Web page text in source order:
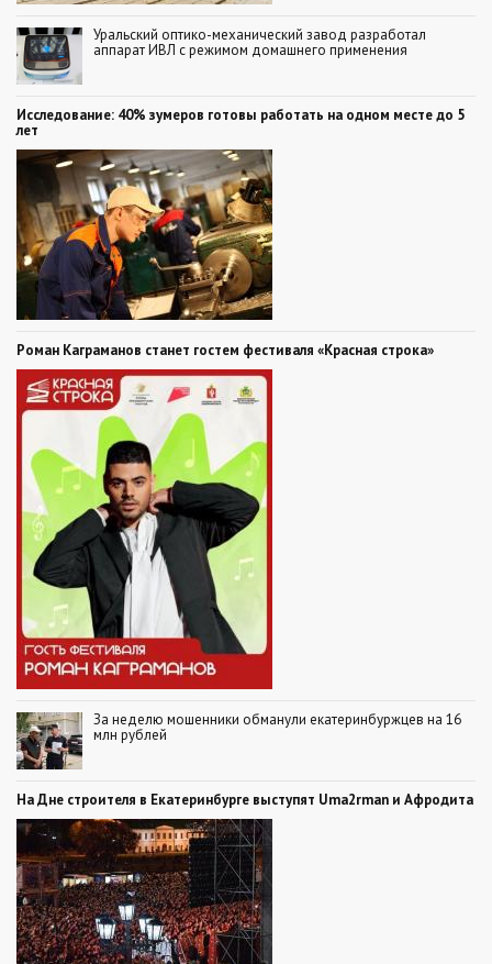
Уральский оптико-механический завод разработал
аппарат ИВЛ с режимом домашнего применения
Исследование: 40% зумеров готовы работать на одном месте до 5
лет
Роман Каграманов станет гостем фестиваля «Красная строка»
За неделю мошенники обманули екатеринбуржцев на 16
млн рублей
На Дне строителя в Екатеринбурге выступят Uma2rman и Афродита